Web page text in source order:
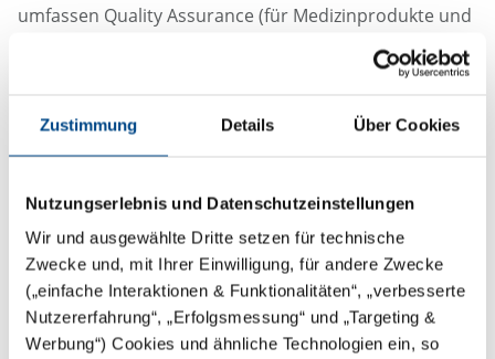
Zustimmung Details Über Cookies
Nutzungserlebnis und Datenschutzeinstellungen
Wir und ausgewählte Dritte setzen für technische
Zwecke und, mit Ihrer Einwilligung, für andere Zwecke
(„einfache Interaktionen & Funktionalitäten“, „verbesserte
Nutzererfahrung“, „Erfolgsmessung“ und „Targeting &
Werbung“) Cookies und ähnliche Technologien ein, so
umfassen Quality Assurance (für Medizinprodukte und
Pharma), Regulatory Affairs, klinische Entwicklung
(CRO), biologische Sicherheit sowie maßgeschneiderte
unterstützt GBA Key2Compliance seine Kunden mit
fundierter Expertise und einem klaren Fokus auf
praxisnahe, kundenorientierte Lösungen – für eine
regulatorischer Anforderungen.